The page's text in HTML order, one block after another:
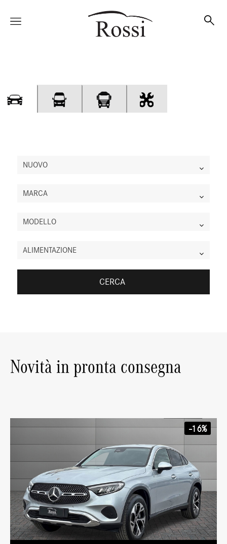
Veicoli
Officina
Accessori e Collection
NUOVO
MARCA
MODELLO
ALIMENTAZIONE
CERCA
Novità in pronta consegna
-16%